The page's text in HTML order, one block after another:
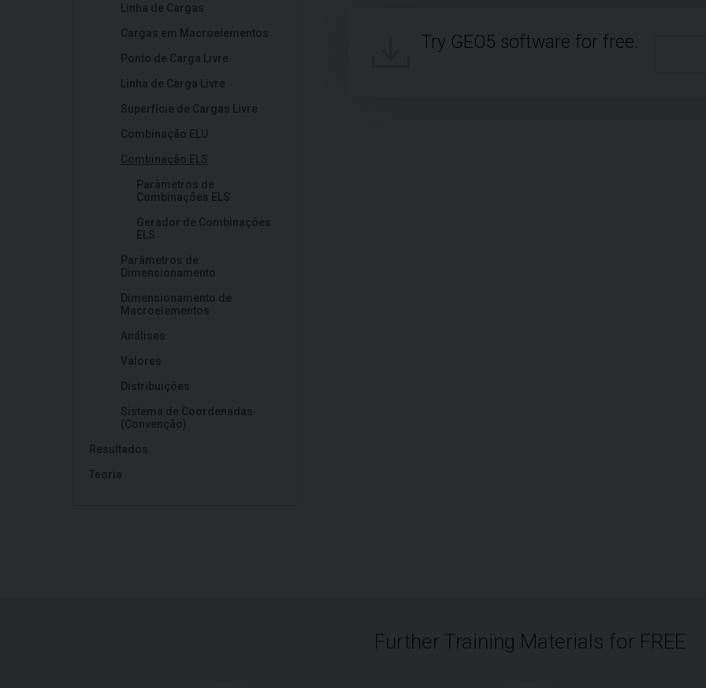
Linha de Cargas
Cargas em Macroelementos
Ponto de Carga Livre
Linha de Carga Livre
Superfície de Cargas Livre
Combinação ELU
Combinação ELS
Parâmetros de
Combinações ELS
Gerador de Combinações
ELS
Parâmetros de
Dimensionamento
Dimensionamento de
Macroelementos
Análises
Valores
Distribuições
Sistema de Coordenadas
(Convenção)
Resultados
Teoria
Try GEO5 software for free.
Further Training Materials for FREE